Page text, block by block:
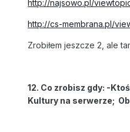
http://najsowo.pl/
http://cs-membrana.pl/
Zrobiłem jeszcze 2, ale
12. Co zrobisz gdy: -
Kultury na serwerze;